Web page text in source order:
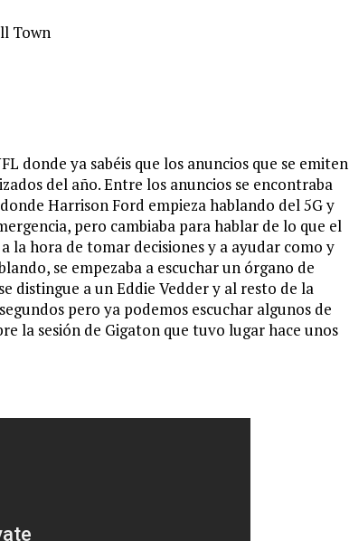
Town
donde ya sabéis que los anuncios que se emiten
del año. Entre los anuncios se encontraba
Harrison Ford empieza hablando del 5G y
pero cambiaba para hablar de lo que el
la hora de tomar decisiones y a ayudar como y
se empezaba a escuchar un órgano de
distingue a un Eddie Vedder y al resto de la
pero ya podemos escuchar algunos de
la sesión de Gigaton que tuvo lugar hace unos